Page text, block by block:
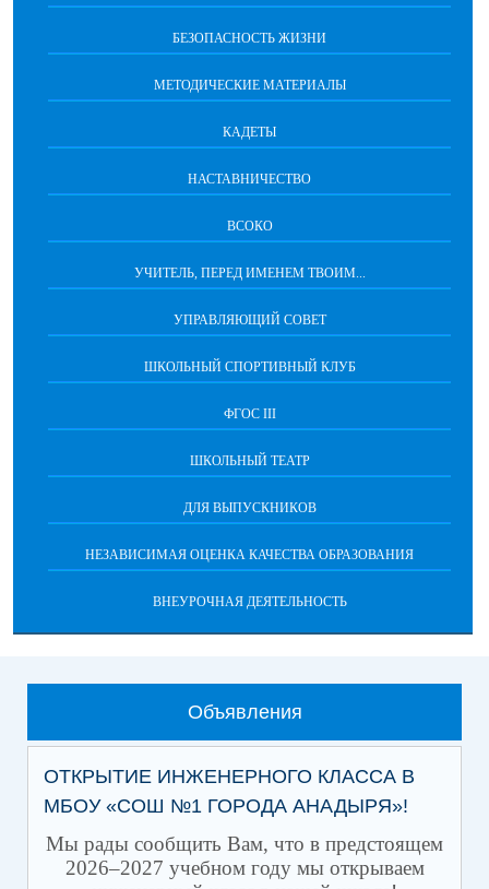
БЕЗОПАСНОСТЬ ЖИЗНИ
МЕТОДИЧЕСКИЕ МАТЕРИАЛЫ
КАДЕТЫ
НАСТАВНИЧЕСТВО
ВСОКО
УЧИТЕЛЬ, ПЕРЕД ИМЕНЕМ ТВОИМ...
УПРАВЛЯЮЩИЙ СОВЕТ
ШКОЛЬНЫЙ СПОРТИВНЫЙ КЛУБ
ФГОС III
ШКОЛЬНЫЙ ТЕАТР
ДЛЯ ВЫПУСКНИКОВ
НЕЗАВИСИМАЯ ОЦЕНКА КАЧЕСТВА ОБРАЗОВАНИЯ
ВНЕУРОЧНАЯ ДЕЯТЕЛЬНОСТЬ
Объявления
ОТКРЫТИЕ ИНЖЕНЕРНОГО КЛАССА В
МБОУ «СОШ №1 ГОРОДА АНАДЫРЯ»!
Мы рады сообщить Вам, что в предстоящем
2026–2027 учебном году мы открываем